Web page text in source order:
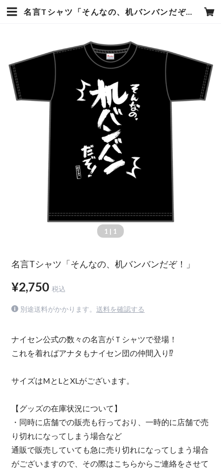
名言Tシャツ「そんなの、机バンバンだぞ！」 | ナイセンストアオンライン
1 | 1
名言Tシャツ「そんなの、机バンバンだぞ！」
¥2,750 税込
別途送料がかかります。 送料を確認する
ナイセン公式の数々の名言がＴシャツで登場！
これを着ればアナタもナイセン団の仲間入り⁉
サイズはMとLとXLがございます。
【グッズの在庫状況について】
・同時に店舗での販売も行っており、一時的に店舗で売
り切れになってしまう場合など
通販で販売していても急に売り切れになってしまう場合
がございますので、その際はこちらからご連絡をさせて